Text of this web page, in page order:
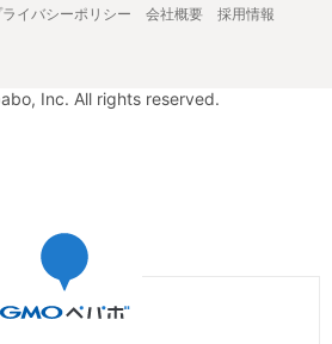
ライバシーポリシー 会社概要
採用情報
Inc. All rights reserved.